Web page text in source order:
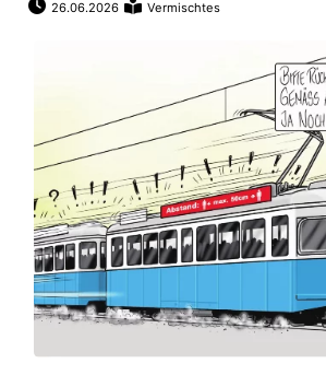
26.06.2026 Vermischtes